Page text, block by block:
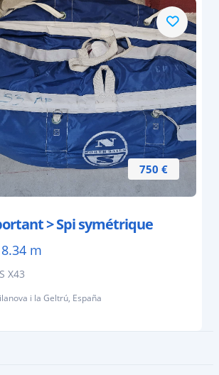
750 €
> Spi symétrique
m
X43
i la Geltrú, España